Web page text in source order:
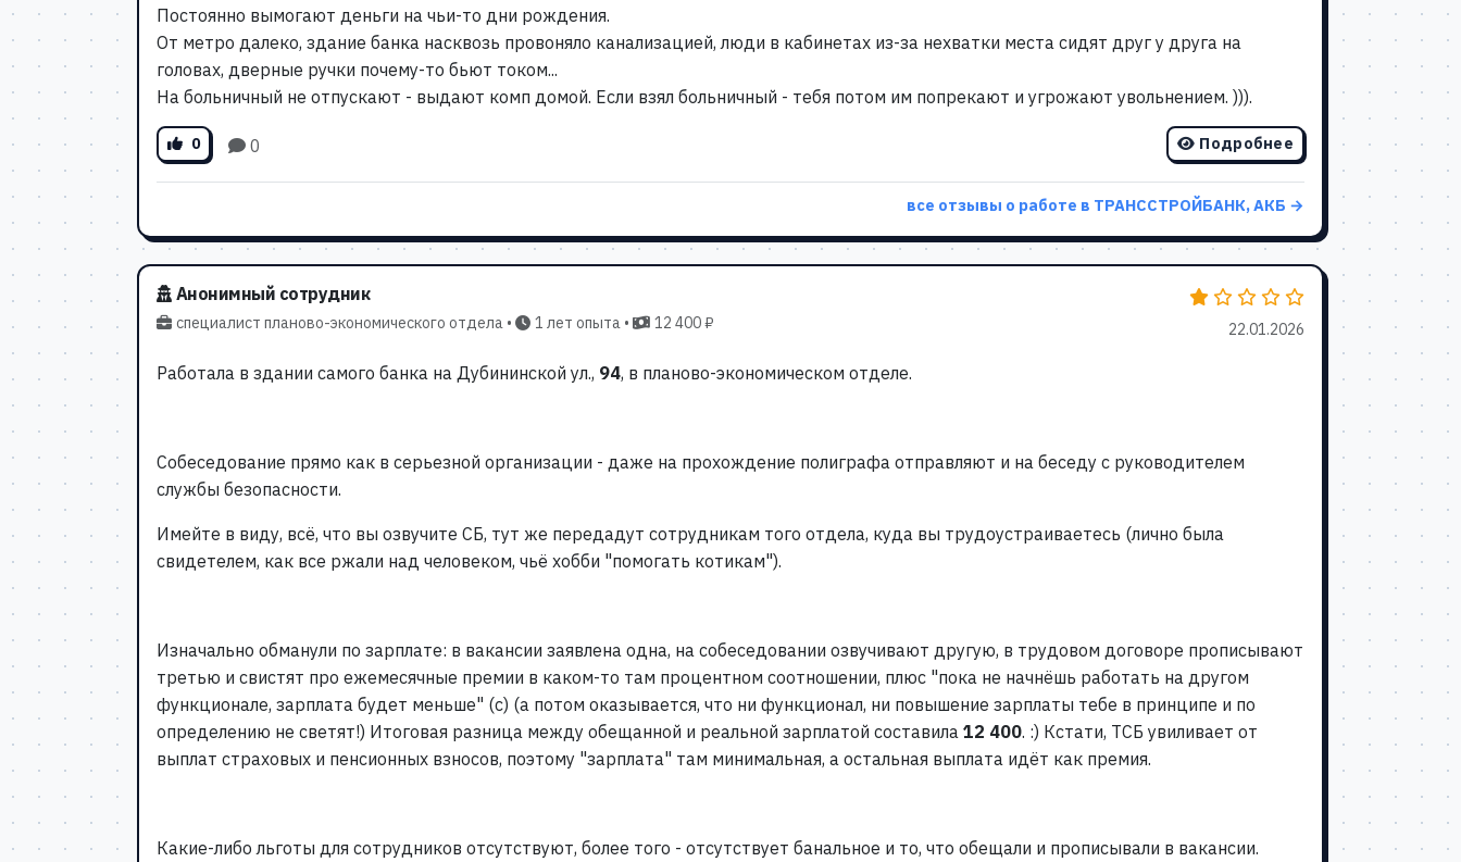
Постоянно вымогают деньги на чьи-то дни рождения.
От метро далеко, здание банка насквозь провоняло канализацией, люди в кабинетах из-за нехватки места сидят друг у друга на
головах, дверные ручки почему-то бьют током...
На больничный не отпускают - выдают комп домой. Если взял больничный - тебя потом им попрекают и угрожают увольнением. ))).
0 0 Подробнее
все отзывы о работе в ТРАНССТРОЙБАНК, АКБ →
Анонимный сотрудник
специалист планово-экономического отдела • 1 лет опыта • 12 400 ₽ 22.01.2026
Работала в здании самого банка на Дубининской ул., 94, в планово-экономическом отделе.
Собеседование прямо как в серьезной организации - даже на прохождение полиграфа отправляют и на беседу с руководителем
службы безопасности.
Имейте в виду, всё, что вы озвучите СБ, тут же передадут сотрудникам того отдела, куда вы трудоустраиваетесь (лично была
свидетелем, как все ржали над человеком, чьё хобби "помогать котикам").
Изначально обманули по зарплате: в вакансии заявлена одна, на собеседовании озвучивают другую, в трудовом договоре прописывают
третью и свистят про ежемесячные премии в каком-то там процентном соотношении, плюс "пока не начнёшь работать на другом
функционале, зарплата будет меньше" (с) (а потом оказывается, что ни функционал, ни повышение зарплаты тебе в принципе и по
определению не светят!) Итоговая разница между обещанной и реальной зарплатой составила 12 400. :) Кстати, ТСБ увиливает от
выплат страховых и пенсионных взносов, поэтому "зарплата" там минимальная, а остальная выплата идёт как премия.
Какие-либо льготы для сотрудников отсутствуют, более того - отсутствует банальное и то, что обещали и прописывали в вакансии.